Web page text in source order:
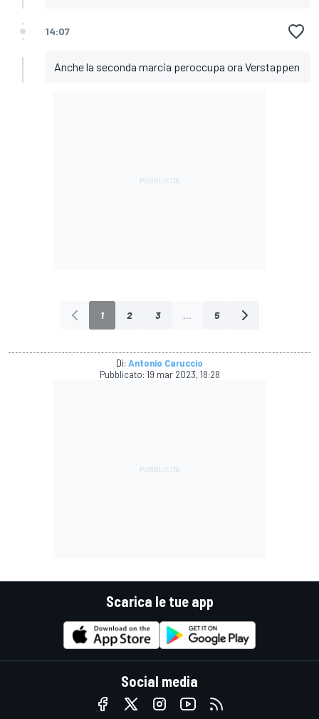
14:07
Anche la seconda marcia peroccupa ora Verstappen
1 2 3 ... 5
Di: Antonio Caruccio
Pubblicato: 19 mar 2023, 18:28
Scarica le tue app
Social media